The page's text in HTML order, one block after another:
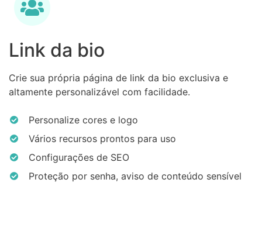
Link da bio
Crie sua própria página de link da bio exclusiva e
altamente personalizável com facilidade.
Personalize cores e logo
Vários recursos prontos para uso
Configurações de SEO
Proteção por senha, aviso de conteúdo sensível